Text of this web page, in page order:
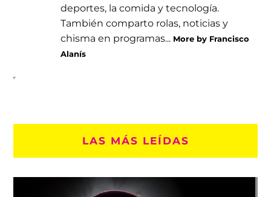
deportes, la comida y tecnología.
También comparto rolas, noticias y
chisma en programas... More by Francisco
Alanís
LAS MÁS LEÍDAS